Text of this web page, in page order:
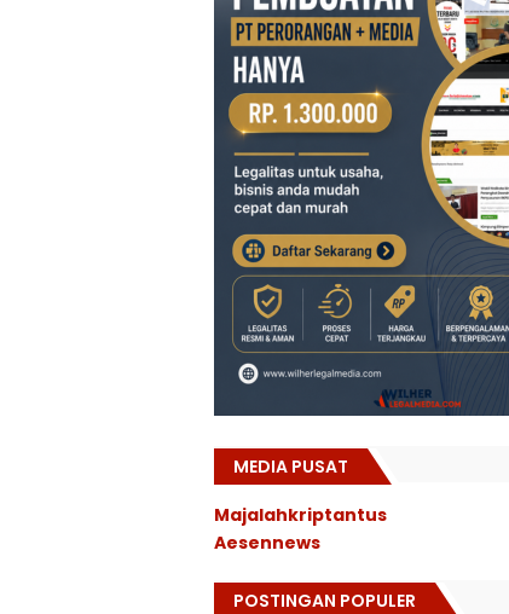
MEDIA PUSAT
Majalahkriptantus
Aesennews
POSTINGAN POPULER